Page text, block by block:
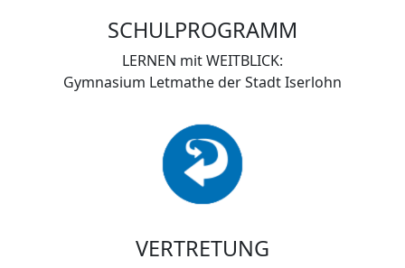
SCHULPROGRAMM
LERNEN mit WEITBLICK:
Gymnasium Letmathe der Stadt Iserlohn
VERTRETUNG